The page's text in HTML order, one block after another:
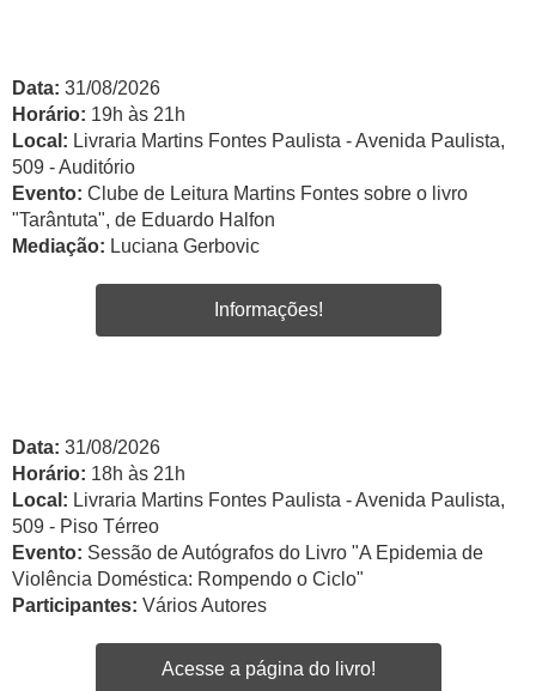
Data: 31/08/2026
Horário: 19h às 21h
Local: Livraria Martins Fontes Paulista - Avenida Paulista,
509 - Auditório
Evento: Clube de Leitura Martins Fontes sobre o livro
"Tarântuta", de Eduardo Halfon
Mediação: Luciana Gerbovic
Informações!
Data: 31/08/2026
Horário: 18h às 21h
Local: Livraria Martins Fontes Paulista - Avenida Paulista,
509 - Piso Térreo
Evento: Sessão de Autógrafos do Livro "A Epidemia de
Violência Doméstica: Rompendo o Ciclo"
Participantes: Vários Autores
Acesse a página do livro!